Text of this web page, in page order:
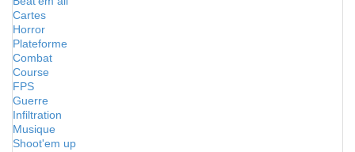
Cartes
Horror
Plateforme
Combat
Course
FPS
Guerre
Infiltration
Musique
Shoot'em up